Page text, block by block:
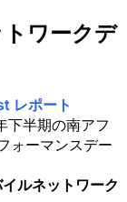
ワークデ
レポート
半期の南アフ
ォーマンスデー
ルネットワーク